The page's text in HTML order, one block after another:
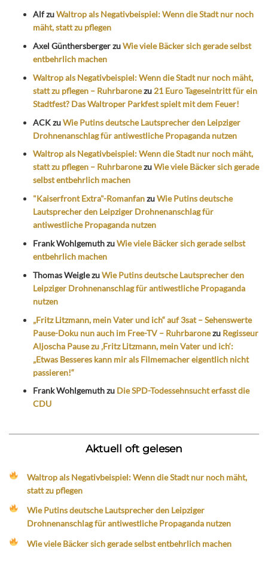
AlfzuWaltrop als Negativbeispiel: Wenn die Stadt nur noch
mäht, statt zu pflegen
Axel GünthersbergerzuWie viele Bäcker sich gerade selbst
entbehrlich machen
Waltrop als Negativbeispiel: Wenn die Stadt nur noch mäht,
statt zu pflegen – Ruhrbaronezu 21 Euro Tageseintritt für ein
Stadtfest? Das Waltroper Parkfest spielt mit dem Feuer!
ACKzuWie Putins deutsche Lautsprecher den Leipziger
Drohnenanschlag für antiwestliche Propaganda nutzen
Waltrop als Negativbeispiel: Wenn die Stadt nur noch mäht,
statt zu pflegen – RuhrbaronezuWie viele Bäcker sich gerade
selbst entbehrlich machen
"Kaiserfront Extra"-RomanfanzuWie Putins deutsche
Lautsprecher den Leipziger Drohnenanschlag für
antiwestliche Propaganda nutzen
Frank WohlgemuthzuWie viele Bäcker sich gerade selbst
entbehrlich machen
Thomas WeiglezuWie Putins deutsche Lautsprecher den
Leipziger Drohnenanschlag für antiwestliche Propaganda
nutzen
„Fritz Litzmann, mein Vater und ich“ auf 3sat – Sehenswerte
Pause-Doku nun auch im Free-TV – Ruhrbaronezu Regisseur
Aljoscha Pause zu ‚Fritz Litzmann, mein Vater und ich‘:
„Etwas Besseres kann mir als Filmemacher eigentlich nicht
passieren!“
Frank Wohlgemuthzu Die SPD-Todessehnsucht erfasst die
CDU
Aktuell oft gelesen
Waltrop als Negativbeispiel: Wenn die Stadt nur noch mäht,
statt zu pflegen
Wie Putins deutsche Lautsprecher den Leipziger
Drohnenanschlag für antiwestliche Propaganda nutzen
Wie viele Bäcker sich gerade selbst entbehrlich machen